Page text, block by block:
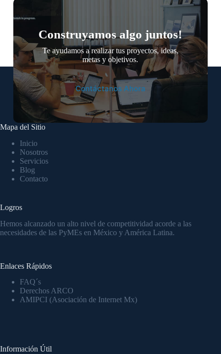
Construyamos algo juntos!
Te ayudamos a realizar tus proyectos, ideas,
metas y objetivos.
Contáctanos Ahora
Mapa del Sitio
Inicio
Nosotros
Servicios
Blog
Contacto
Logros
Hemos alcanzado un alto nivel de competitividad acorde a las
necesidades de las PyMEs en México y América Latina.
Enlaces Rápidos
FAQ´s
Derechos ARCO
AMIPCI (Asociación de Internet Mx)
Información Útil